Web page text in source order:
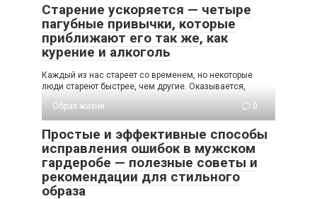
Старение ускоряется — четыре
пагубные привычки, которые
приближают его так же, как
курение и алкоголь
Каждый из нас стареет со временем, но некоторые
люди стареют быстрее, чем другие. Оказывается,
Образ жизни
0
Простые и эффективные способы
исправления ошибок в мужском
гардеробе — полезные советы и
рекомендации для стильного
образа